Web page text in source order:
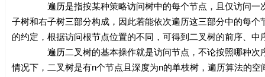
遍历是指按某种策略访问树中的每个节点，且仅访问一次
子树和右子树三部分构成，因此若能依次遍历这三部分中的每
的约定，根据访问根节点位置的不同，可得到二叉树的前序、中
遍历二叉树的基本操作就是访问节点，不论按照哪种次
情况下，二叉树是有n个节点且深度为n的单枝树，遍历算法的空